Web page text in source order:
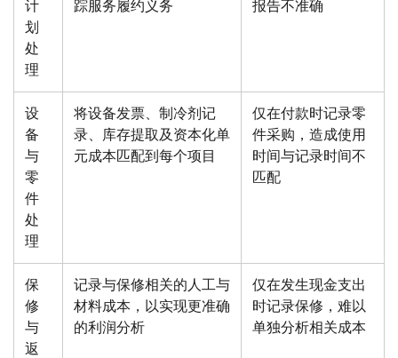
计
划
处
理
踪服务履约义务 报告不准确
设
备
与
零
件
处
理
将设备发票、制冷剂记
录、库存提取及资本化单
元成本匹配到每个项目
仅在付款时记录零
件采购，造成使用
时间与记录时间不
匹配
保
修
与
返
记录与保修相关的人工与
材料成本，以实现更准确
的利润分析
仅在发生现金支出
时记录保修，难以
单独分析相关成本